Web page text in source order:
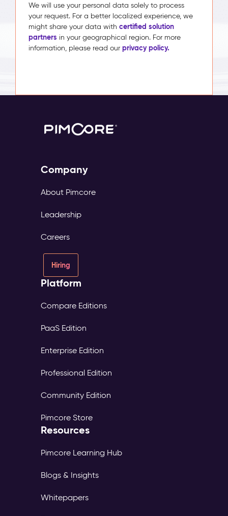
We will use your personal data solely to process
your request. For a better localized experience, we
might share your data with certified solution
partners in your geographical region. For more
information, please read our privacy policy.
Company
About Pimcore
Leadership
Careers
Hiring
Platform
Compare Editions
PaaS Edition
Enterprise Edition
Professional Edition
Community Edition
Pimcore Store
Resources
Pimcore Learning Hub
Blogs & Insights
Whitepapers